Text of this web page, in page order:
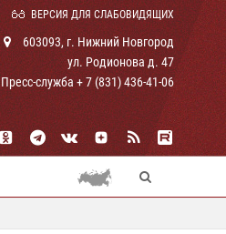
ВЕРСИЯ ДЛЯ СЛАБОВИДЯЩИХ
603093, г. Нижний Новгород
ул. Родионова д. 47
Пресс-служба + 7 (831) 436-41-06